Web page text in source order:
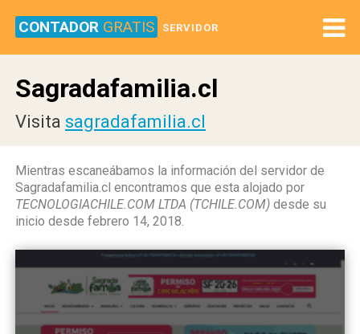
CONTADOR GRATIS SERVIDOR
Sagradafamilia.cl
Visita sagradafamilia.cl
Mientras escaneábamos la información del servidor de
Sagradafamilia.cl encontramos que esta alojado por
TECNOLOGIACHILE.COM LTDA (TCHILE.COM) desde su
inicio desde febrero 14, 2018.